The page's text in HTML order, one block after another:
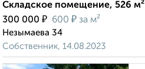
Складское помещение, 526 м²
300 000 ₽ 600 ₽ за м²
Незымаева 34
Собственник, 14.08.2023